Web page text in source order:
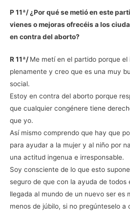
P 11ª/ ¿Por qué se metió en este
vienes o mejoras ofrecéis a los
en contra del aborto?
R 11ª/ Me metí en el partido porque
plenamente y creo que es una muy
social.
Estoy en contra del aborto porque
que cualquier congénere tiene
que yo.
Así mismo comprendo que hay que
para ayudar a la mujer y al niño por
una actitud ingenua e irresponsable.
Soy consciente de lo que esto
seguro de que con la ayuda de todos
llegada al mundo de un nuevo ser es
menos de júbilo, si no pregúnteselo a